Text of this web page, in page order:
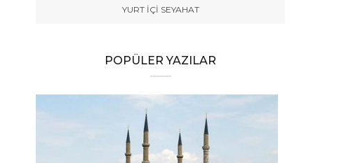
YURT İÇİ SEYAHAT
POPÜLER YAZILAR